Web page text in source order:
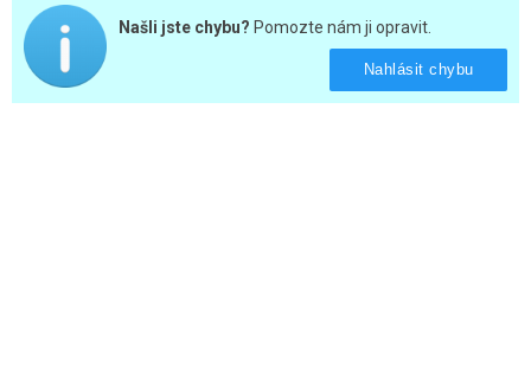
Našli jste chybu? Pomozte nám ji opravit.
Nahlásit chybu